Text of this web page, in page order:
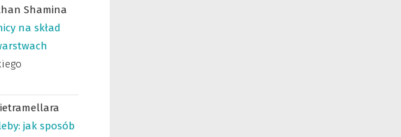
Shamina
na skład
jak sposób